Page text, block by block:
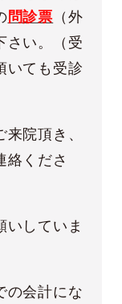
問診票 （外
さい。（受
いても受診
院頂き、
絡くださ
いしていま
の会計にな